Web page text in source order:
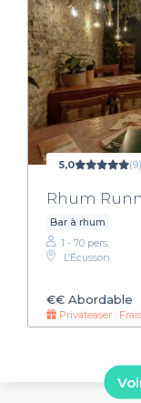
5,0 (9)
Rhum
Bar à rhum
1 - 70 pers.
L’Écusson
€€ Abordable
Privateaser :